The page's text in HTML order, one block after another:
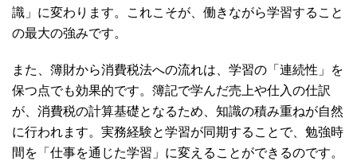
識」に変わります。これこそが、働きながら学習すること
の最大の強みです。
また、簿財から消費税法への流れは、学習の「連続性」を
保つ点でも効果的です。簿記で学んだ売上や仕入の仕訳
が、消費税の計算基礎となるため、知識の積み重ねが自然
に行われます。実務経験と学習が同期することで、勉強時
間を「仕事を通じた学習」に変えることができるのです。